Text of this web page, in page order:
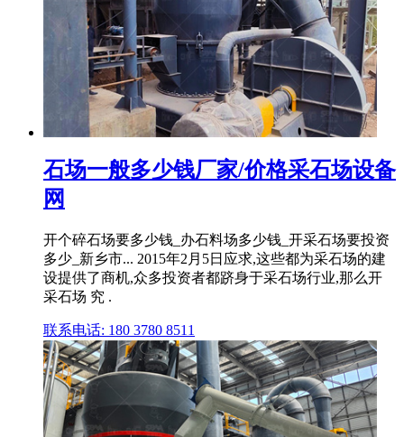
石场一般多少钱厂家/价格采石场设备
网
开个碎石场要多少钱_办石料场多少钱_开采石场要投资
多少_新乡市... 2015年2月5日应求,这些都为采石场的建
设提供了商机,众多投资者都跻身于采石场行业,那么开
采石场 究 .
联系电话: 180 3780 8511